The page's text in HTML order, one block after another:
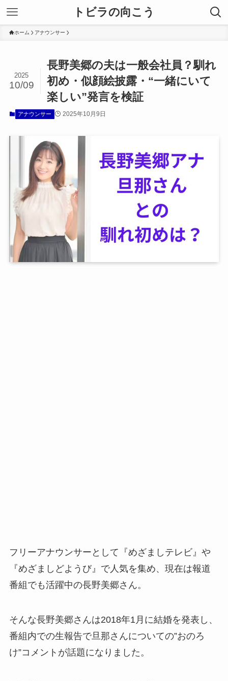
トビラの向こう
ホーム アナウンサー
長野美郷の夫は一般会社員？馴れ
初め・似顔絵披露・“一緒にいて
楽しい”発言を検証
2025
10/09
アナウンサー 2025年10月9日
フリーアナウンサーとして『めざましテレビ』や
『めざましどようび』で人気を集め、現在は報道
番組でも活躍中の長野美郷さん。
そんな長野美郷さんは2018年1月に結婚を発表し、
番組内での生報告で旦那さんについての”おのろ
け”コメントが話題になりました。